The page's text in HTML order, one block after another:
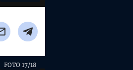
FOTO 17/18